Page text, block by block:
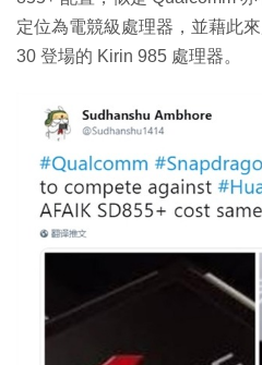
定位為電競級處理器，並藉此
30 登場的 Kirin 985 處理器。